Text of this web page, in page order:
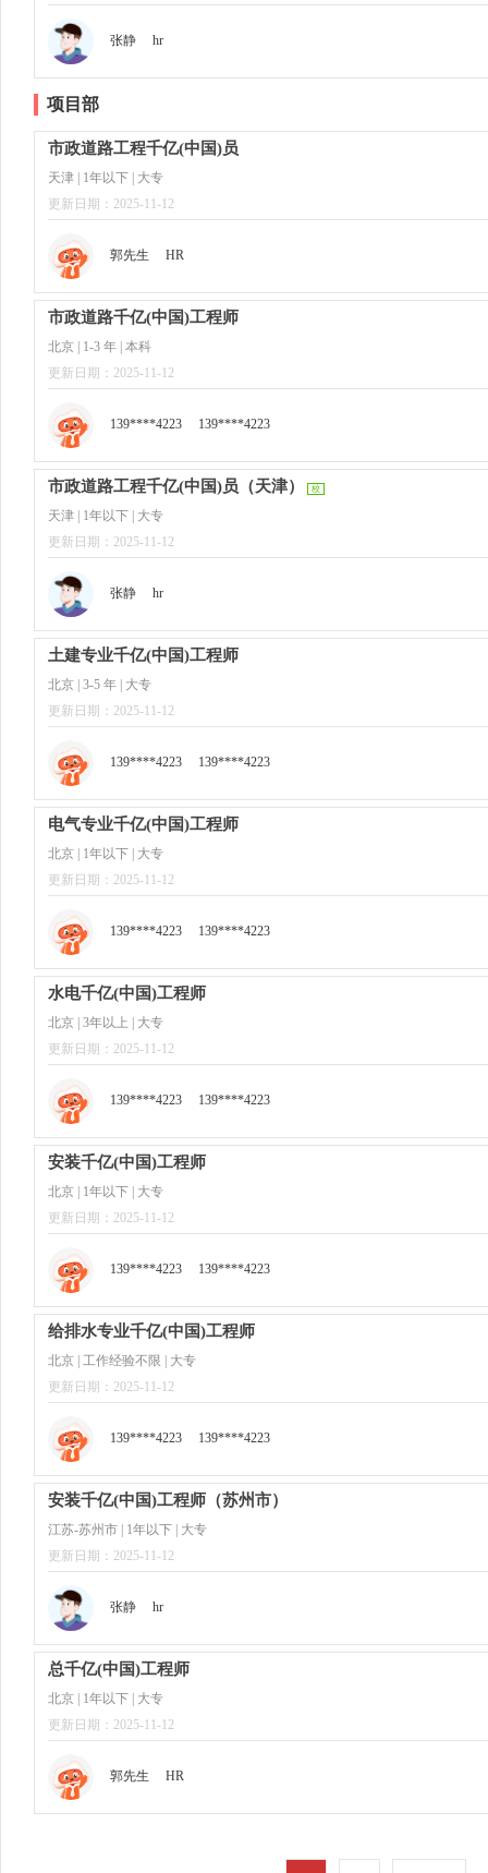
张静 hr
项目部
市政道路工程千亿(中国)员
天津 | 1年以下 | 大专
更新日期：2025-11-12
郭先生 HR
市政道路千亿(中国)工程师
北京 | 1-3 年 | 本科
更新日期：2025-11-12
139****4223 139****4223
市政道路工程千亿(中国)员（天津） 校
天津 | 1年以下 | 大专
更新日期：2025-11-12
张静 hr
土建专业千亿(中国)工程师
北京 | 3-5 年 | 大专
更新日期：2025-11-12
139****4223 139****4223
电气专业千亿(中国)工程师
北京 | 1年以下 | 大专
更新日期：2025-11-12
139****4223 139****4223
水电千亿(中国)工程师
北京 | 3年以上 | 大专
更新日期：2025-11-12
139****4223 139****4223
安装千亿(中国)工程师
北京 | 1年以下 | 大专
更新日期：2025-11-12
139****4223 139****4223
给排水专业千亿(中国)工程师
北京 | 工作经验不限 | 大专
更新日期：2025-11-12
139****4223 139****4223
安装千亿(中国)工程师（苏州市）
江苏-苏州市 | 1年以下 | 大专
更新日期：2025-11-12
张静 hr
总千亿(中国)工程师
北京 | 1年以下 | 大专
更新日期：2025-11-12
郭先生 HR